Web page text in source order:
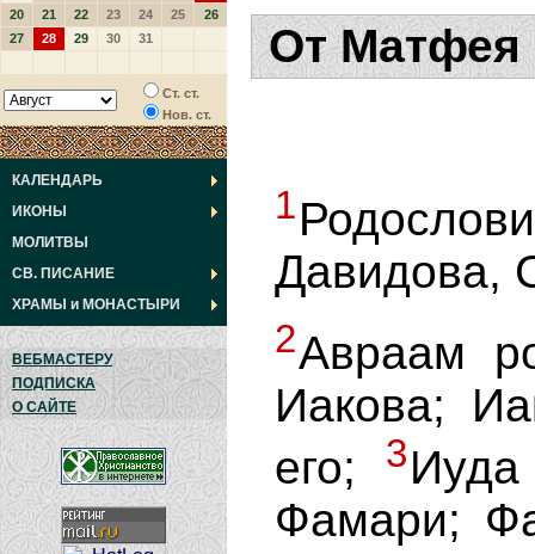
20
21 22 23 24 25
26
27
28 29 30 31
Ст. ст.
Нов. ст.
КАЛЕНДАРЬ
ИКОНЫ
МОЛИТВЫ
СВ. ПИСАНИЕ
ХРАМЫ и МОНАСТЫРИ
ВЕБМАСТЕРУ
ПОДПИСКА
О САЙТЕ
От Матфея
1
Давидова,
2Авраам
Иакова;
его;
3
Фамари;